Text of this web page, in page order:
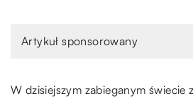
Artykuł sponsorowany
W dzisiejszym zabieganym świecie